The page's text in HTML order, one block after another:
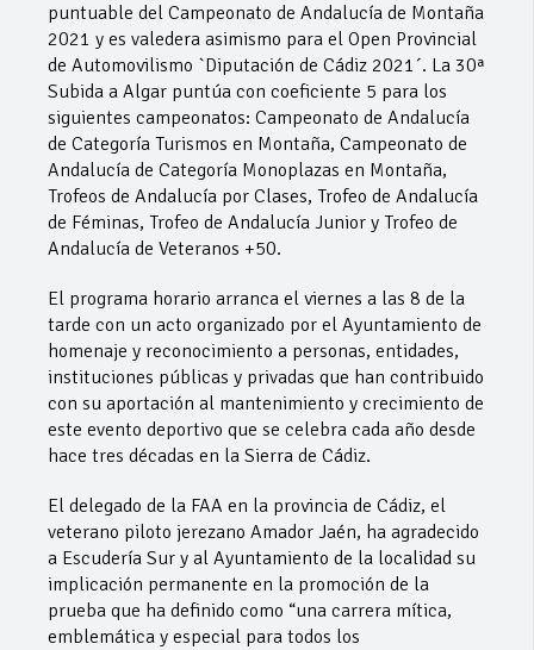
puntuable del Campeonato de Andalucía de Montaña
2021 y es valedera asimismo para el Open Provincial
de Automovilismo `Diputación de Cádiz 2021´. La 30ª
Subida a Algar puntúa con coeficiente 5 para los
siguientes campeonatos: Campeonato de Andalucía
de Categoría Turismos en Montaña, Campeonato de
Andalucía de Categoría Monoplazas en Montaña,
Trofeos de Andalucía por Clases, Trofeo de Andalucía
de Féminas, Trofeo de Andalucía Junior y Trofeo de
Andalucía de Veteranos +50.
El programa horario arranca el viernes a las 8 de la
tarde con un acto organizado por el Ayuntamiento de
homenaje y reconocimiento a personas, entidades,
instituciones públicas y privadas que han contribuido
con su aportación al mantenimiento y crecimiento de
este evento deportivo que se celebra cada año desde
hace tres décadas en la Sierra de Cádiz.
El delegado de la FAA en la provincia de Cádiz, el
veterano piloto jerezano Amador Jaén, ha agradecido
a Escudería Sur y al Ayuntamiento de la localidad su
implicación permanente en la promoción de la
prueba que ha definido como “una carrera mítica,
emblemática y especial para todos los